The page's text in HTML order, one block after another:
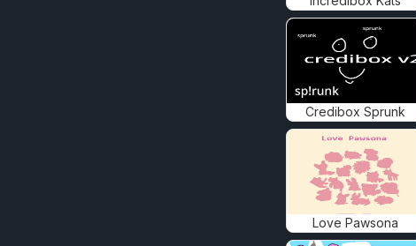
Credibox Sprunk
Love Pawsona